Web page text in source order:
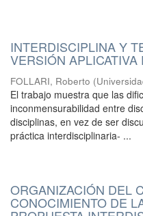
INTERDISCIPLINA Y
VERSIÓN
FOLLARI, Roberto (
El trabajo muestra que las
inconmensurabilidad entre
disciplinas, en vez de ser
práctica interdisciplinaria- ...
ORGANIZACIÓN DEL
CONOCIMIENTO DE